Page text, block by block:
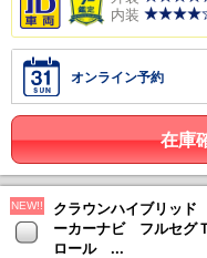
内装
オンライン予約
在庫
NEW!!
クラウンハイブリッ
ーカーナビ フルセグ
ロール ...